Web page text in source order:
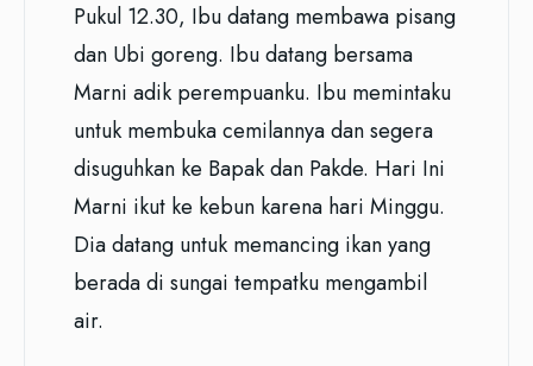
Pukul 12.30, Ibu datang membawa pisang
dan Ubi goreng. Ibu datang bersama
Marni adik perempuanku. Ibu memintaku
untuk membuka cemilannya dan segera
disuguhkan ke Bapak dan Pakde. Hari Ini
Marni ikut ke kebun karena hari Minggu.
Dia datang untuk memancing ikan yang
berada di sungai tempatku mengambil
air.